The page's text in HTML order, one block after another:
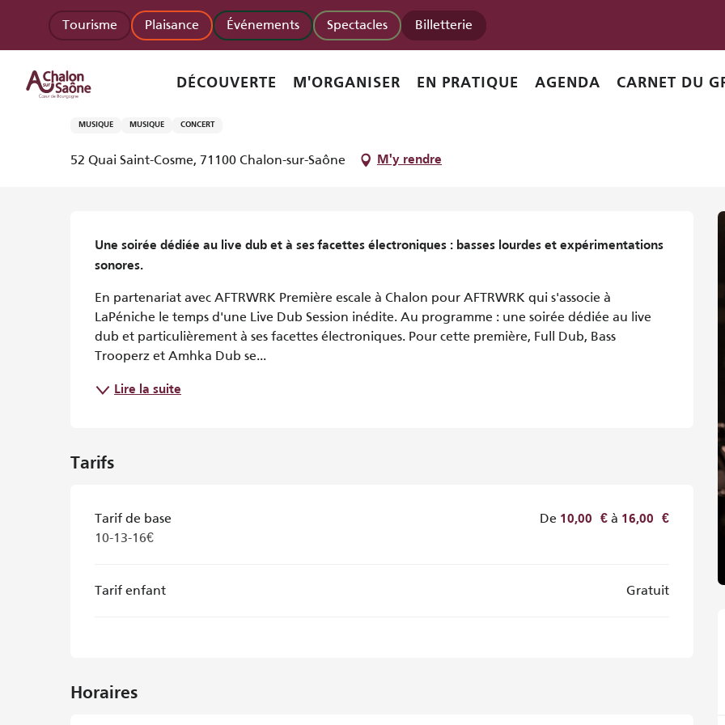
contenu
principal
Tourisme Plaisance Événements Spectacles Billetterie
DÉCOUVERTE M'ORGANISER EN PRATIQUE AGENDA CARNET DU
Homepage accueil [Live dub session] full dub + bass trooperz + amhka dub
Vendredi 6 novembre
[Live dub session] full dub + bass trooperz + amhka dub
MUSIQUE MUSIQUE CONCERT
52 Quai Saint-Cosme, 71100 Chalon-sur-Saône M'y rendre
Une soirée dédiée au live dub et à ses facettes électroniques : basses lourdes et expérimentations
sonores.
En partenariat avec AFTRWRK Première escale à Chalon pour AFTRWRK qui s'associe à
LaPéniche le temps d'une Live Dub Session inédite. Au programme : une soirée dédiée au live
dub et particulièrement à ses facettes électroniques. Pour cette première, Full Dub, Bass
Trooperz et Amhka Dub se...
Lire la suite
Tarifs
Tarif de base
10-13-16€
De 10,00 € à 16,00 €
Tarif enfant Gratuit
Horaires